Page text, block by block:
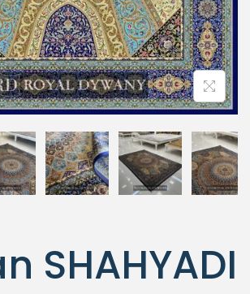
SHAHYADI